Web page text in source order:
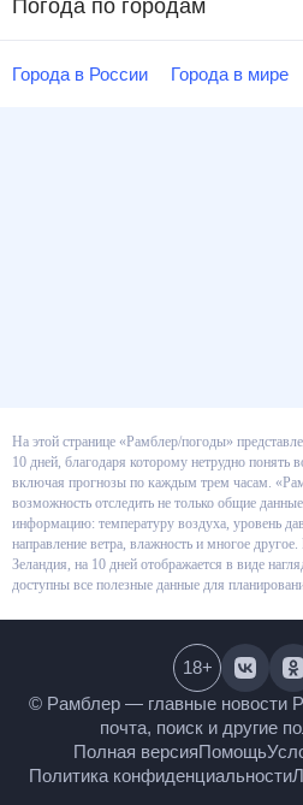
Погода по городам
Города в России Города в мире
На этой странице «Рамблер/погоды»
Веллингтоне на 10 дней, благодаря
возможные климатические скачки,
часам. «Рамблер/погода» предоставляет
только общие данные, но и очень
воздуха, уровень давления, вероятность
влажность и многое другое. Погода в
дней отображается в виде наглядных и
© Рамблер — главные
гороскопы, почта, поиск и
Полная версияПомощь
18+